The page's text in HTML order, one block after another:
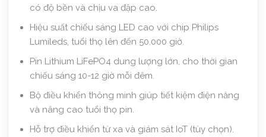
có độ bền và chịu va đập cao.
Hiệu suất chiếu sáng LED cao với chip Philips
Lumileds, tuổi thọ lên đến 50.000 giờ.
Pin Lithium LiFePO4 dung lượng lớn, cho thời gian
chiếu sáng 10-12 giờ mỗi đêm.
Bộ điều khiển thông minh giúp tiết kiệm điện năng
và nâng cao tuổi thọ pin.
Hỗ trợ điều khiển từ xa và giám sát IoT (tùy chọn).